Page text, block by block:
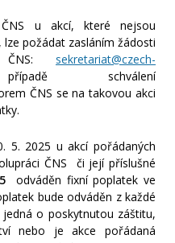
ČNS u akcí, které nejsou
lze požádat zasláním žádosti
ČNS: sekretariat@czech-
schválení
ČNS se na takovou akci
5. 2025 u akcí pořádaných
ČNS či její příslušné
odváděn fixní poplatek ve
bude odváděn z každé
o poskytnutou záštitu,
nebo je akce pořádaná